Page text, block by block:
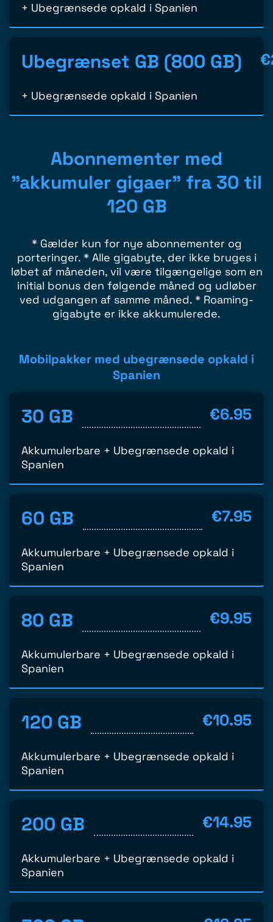
+ Ubegrænsede opkald i Spanien
Ubegrænset GB (800 GB)
+ Ubegrænsede opkald i Spanien
Abonnementer med
"akkumuler gigaer" fra 30 til
120 GB
* Gælder kun for nye abonnementer og
porteringer. * Alle gigabyte, der ikke bruges i
løbet af måneden, vil være tilgængelige som en
initial bonus den følgende måned og udløber
ved udgangen af ​​samme måned. * Roaming-
gigabyte er ikke akkumulerede.
Mobilpakker med ubegrænsede opkald i
Spanien
30 GB €6.95
Akkumulerbare + Ubegrænsede opkald i
Spanien
60 GB €7.95
Akkumulerbare + Ubegrænsede opkald i
Spanien
80 GB €9.95
Akkumulerbare + Ubegrænsede opkald i
Spanien
120 GB €10.95
Akkumulerbare + Ubegrænsede opkald i
Spanien
200 GB €14.95
Akkumulerbare + Ubegrænsede opkald i
Spanien